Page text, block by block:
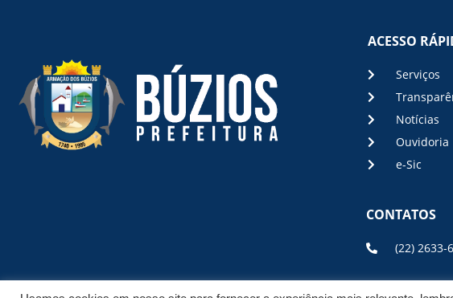
ACESSO
Serviços
Notícias
Ouvidoria
e-Sic
CONTATOS
(22) 2633-